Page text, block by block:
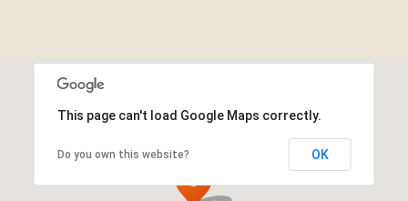
This page can't load Google Maps correctly.
Do you own this website? OK